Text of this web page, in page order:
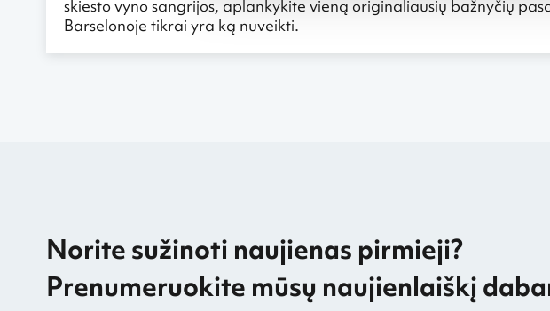
skiesto vyno sangrijos, aplankykite vieną originaliausių bažnyčių
Barselonoje tikrai yra ką nuveikti.
Norite sužinoti naujienas pirmieji?
Prenumeruokite mūsų naujienlaiškį